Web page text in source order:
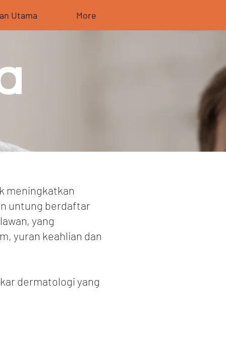
Utama More
meningkatkan
untung berdaftar
yang
yuran keahlian dan
dermatologi yang